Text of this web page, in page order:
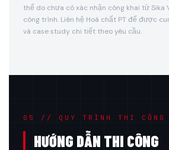
thể do chưa có xác nhận công khai từ Sika
công trình. Liên hệ Hoá chất PT để được
và case study chi tiết theo yêu cầu.
05 // QUY TRÌNH THI CÔNG
HƯỚNG DẪN THI CÔNG